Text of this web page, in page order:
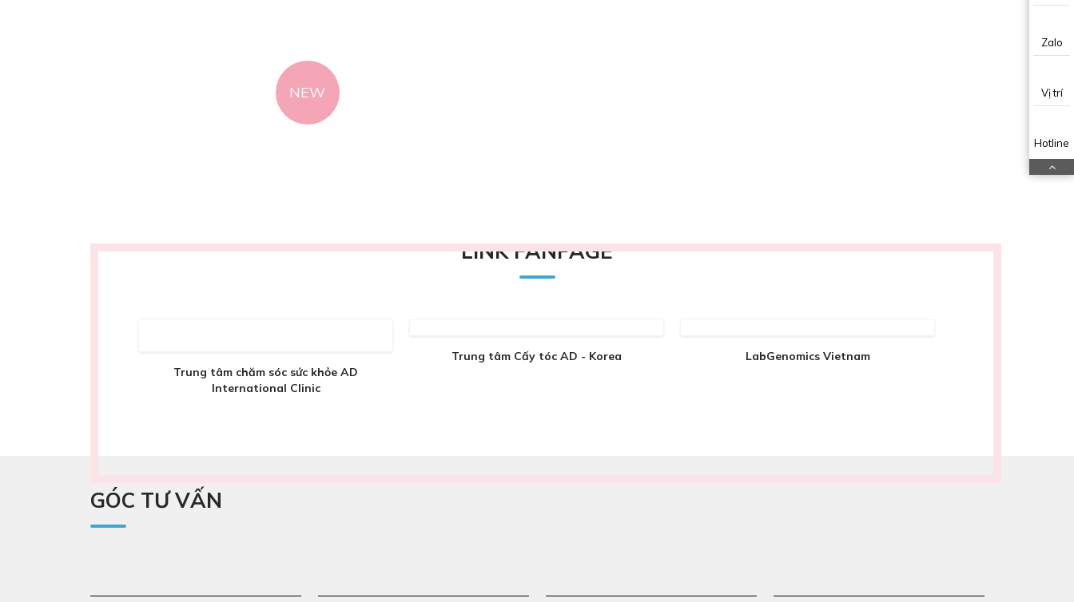
NEW
LINK FANPAGE
Trung tâm chăm sóc sức khỏe AD
International Clinic
Trung tâm Cấy tóc AD - Korea LabGenomics Vietnam
GÓC TƯ VẤN
Zalo
Vị trí
Hotline